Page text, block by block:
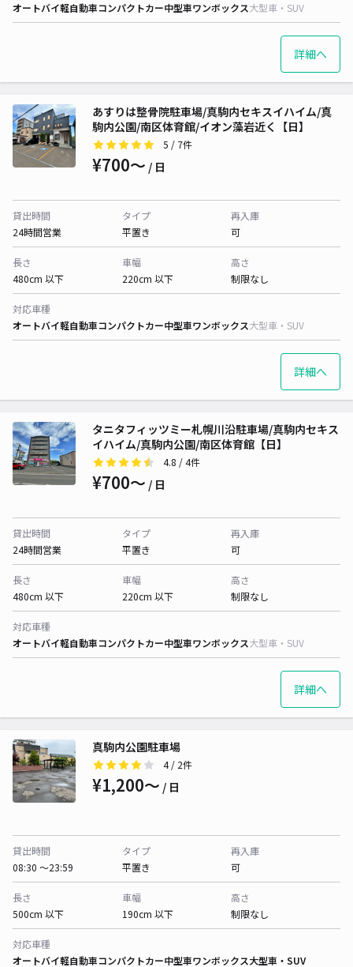
オートバイ軽自動車コンパクトカー中型車ワンボックス大型車・SUV
詳細へ
あすりは整骨院駐車場/真駒内セキスイハイム/真
駒内公園/南区体育館/イオン藻岩近く【日】
5 / 7件
¥700〜 / 日
貸出時間
24時間営業
タイプ
平置き
再入庫
可
長さ
480cm 以下
車幅
220cm 以下
高さ
制限なし
対応車種
オートバイ軽自動車コンパクトカー中型車ワンボックス大型車・SUV
詳細へ
タニタフィッツミー札幌川沿駐車場/真駒内セキス
イハイム/真駒内公園/南区体育館【日】
4.8 / 4件
¥700〜 / 日
貸出時間
24時間営業
タイプ
平置き
再入庫
可
長さ
480cm 以下
車幅
220cm 以下
高さ
制限なし
対応車種
オートバイ軽自動車コンパクトカー中型車ワンボックス大型車・SUV
詳細へ
真駒内公園駐車場
4/ 2件
¥1,200〜 / 日
貸出時間
08:30 〜23:59
タイプ
平置き
再入庫
可
長さ
500cm 以下
車幅
190cm 以下
高さ
制限なし
対応車種
オートバイ軽自動車コンパクトカー中型車ワンボックス大型車・SUV